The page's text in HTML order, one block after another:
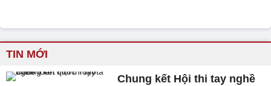
TIN MỚI
Chung kết Hội thi tay nghề